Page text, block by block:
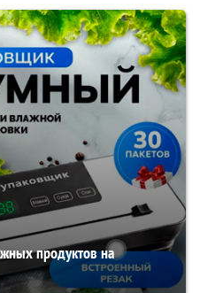
продуктов на